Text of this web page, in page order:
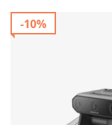
-10%